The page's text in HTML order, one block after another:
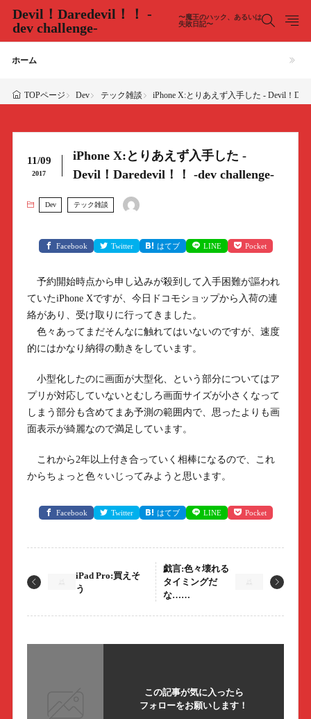
Devil！Daredevil！！ -
dev challenge-
〜魔王のハック、あるいは
失敗日記〜
ホーム
TOPページ Dev テック雑談 iPhone X:とりあえず入手した - Devil！
11/09
2017
iPhone X:とりあえず入手した -
Devil！Daredevil！！ -dev challenge-
Dev テック雑談
Facebook Twitter はてブ LINE Pocket
予約開始時点から申し込みが殺到して入手困難が謳われ
ていたiPhone Xですが、今日ドコモショップから入荷の連
絡があり、受け取りに行ってきました。
色々あってまだそんなに触れてはいないのですが、速度
的にはかなり納得の動きをしています。
小型化したのに画面が大型化、という部分についてはア
プリが対応していないとむしろ画面サイズが小さくなって
しまう部分も含めてまあ予測の範囲内で、思ったよりも画
面表示が綺麗なので満足しています。
これから2年以上付き合っていく相棒になるので、これ
からちょっと色々いじってみようと思います。
Facebook Twitter はてブ LINE Pocket
iPad Pro:買えそ
う
戯言:色々壊れる
タイミングだ
な……
この記事が気に入ったら
フォローをお願いします！